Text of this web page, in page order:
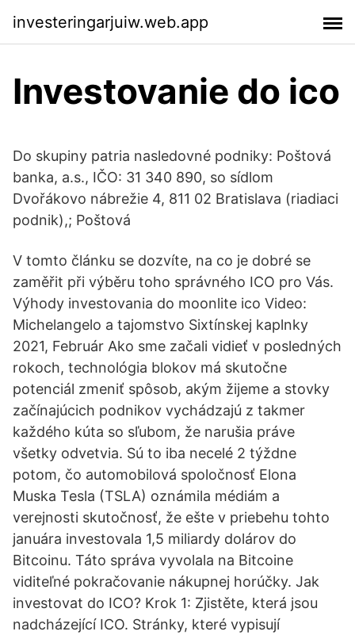
investeringarjuiw.web.app
Investovanie do ico
Do skupiny patria nasledovné podniky: Poštová
banka, a.s., IČO: 31 340 890, so sídlom
Dvořákovo nábrežie 4, 811 02 Bratislava (riadiaci
podnik),; Poštová
V tomto článku se dozvíte, na co je dobré se
zaměřit při výběru toho správného ICO pro Vás.
Výhody investovania do moonlite ico Video:
Michelangelo a tajomstvo Sixtínskej kaplnky
2021, Február Ako sme začali vidieť v posledných
rokoch, technológia blokov má skutočne
potenciál zmeniť spôsob, akým žijeme a stovky
začínajúcich podnikov vychádzajú z takmer
každého kúta so sľubom, že narušia práve
všetky odvetvia. Sú to iba necelé 2 týždne
potom, čo automobilová spoločnosť Elona
Muska Tesla (TSLA) oznámila médiám a
verejnosti skutočnosť, že ešte v priebehu tohto
januára investovala 1,5 miliardy dolárov do
Bitcoinu. Táto správa vyvolala na Bitcoine
viditeľné pokračovanie nákupnej horúčky. Jak
investovat do ICO? Krok 1: Zjistěte, která jsou
nadcházející ICO. Stránky, které vypisují